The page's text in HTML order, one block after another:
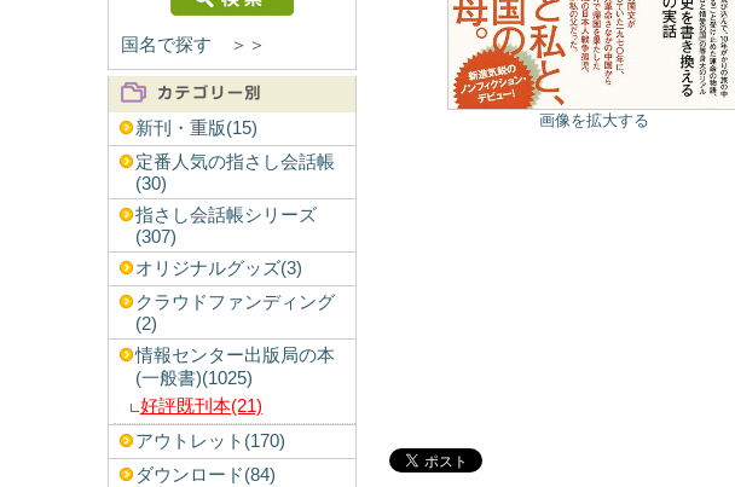
国名で探す ＞＞
新刊・重版(15)
定番人気の指さし会話帳
(30)
指さし会話帳シリーズ
(307)
オリジナルグッズ(3)
クラウドファンディング
(2)
情報センター出版局の本
(一般書)(1025)
好評既刊本(21)
アウトレット(170)
ダウンロード(84)
画像を拡大する